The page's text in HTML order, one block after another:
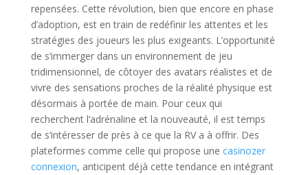
repensées. Cette révolution, bien que encore en phase
d’adoption, est en train de redéfinir les attentes et les
stratégies des joueurs les plus exigeants. L’opportunité
de s’immerger dans un environnement de jeu
tridimensionnel, de côtoyer des avatars réalistes et de
vivre des sensations proches de la réalité physique est
désormais à portée de main. Pour ceux qui
recherchent l’adrénaline et la nouveauté, il est temps
de s’intéresser de près à ce que la RV a à offrir. Des
plateformes comme celle qui propose une casinozer
connexion, anticipent déjà cette tendance en intégrant